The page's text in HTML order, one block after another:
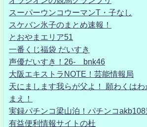
スーパーウンコウーマンT・子なし
スケバン氷子のまとめ速報！
とおやまエリア51
一番くじ福袋 だいすき
声優だいすき！26- bnk46
大阪エキストラNOTE！芸能情報局
天にまします我らが父よ！ 願わくは
まえ！
実録パチンコ梁山泊！パチンコakb108
有益便利情報サイトの杜